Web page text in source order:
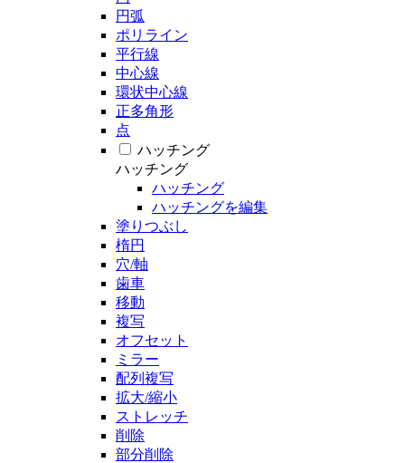
円弧
ポリライン
平行線
中心線
環状中心線
正多角形
点
ハッチング
ハッチング
ハッチング
ハッチングを編集
塗りつぶし
楕円
穴/軸
歯車
移動
複写
オフセット
ミラー
配列複写
拡大/縮小
ストレッチ
削除
部分削除